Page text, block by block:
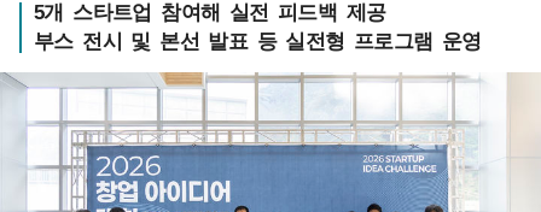
5개 스타트업 참여해 실전 피드백 제공
부스 전시 및 본선 발표 등 실전형 프로그램 운영